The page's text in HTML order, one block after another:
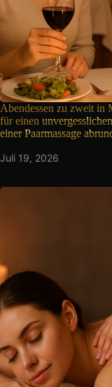
Abendessen zu zweit in
für einen
einer Paarmassage
Juli 19, 2026